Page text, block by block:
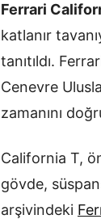
Ferrari
katlanır
tanıtıldı.
Cenevre
zamanını
California T,
gövde,
arşivindeki